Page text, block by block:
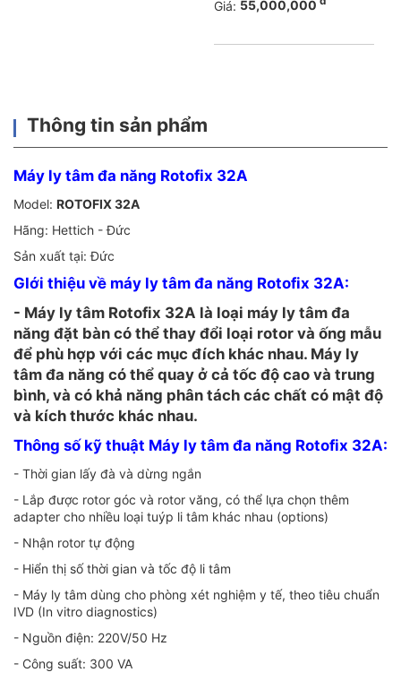
Giá: 55,000,000
Thông tin sản phẩm
Máy ly tâm đa năng Rotofix 32A
Model: ROTOFIX 32A
Hãng: Hettich - Đức
Sản xuất tại: Đức
GIới thiệu về máy ly tâm đa năng Rotofix 32A:
- Máy ly tâm Rotofix 32A là loại máy ly tâm đa
năng đặt bàn có thể thay đổi loại rotor và ống mẫu
để phù hợp với các mục đích khác nhau. Máy ly
tâm đa năng có thể quay ở cả tốc độ cao và trung
bình, và có khả năng phân tách các chất có mật độ
và kích thước khác nhau.
Thông số kỹ thuật Máy ly tâm đa năng Rotofix 32A:
- Thời gian lấy đà và dừng ngắn
- Lắp được rotor góc và rotor văng, có thể lựa chọn thêm
adapter cho nhiều loại tuýp li tâm khác nhau (options)
- Nhận rotor tự động
- Hiển thị số thời gian và tốc độ li tâm
- Máy ly tâm dùng cho phòng xét nghiệm y tế, theo tiêu chuẩn
IVD (In vitro diagnostics)
- Nguồn điện: 220V/50 Hz
- Công suất: 300 VA